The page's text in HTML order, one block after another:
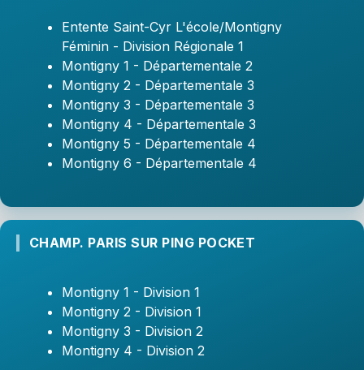
Entente Saint-Cyr L'école/Montigny
Féminin - Division Régionale 1
Montigny 1 - Départementale 2
Montigny 2 - Départementale 3
Montigny 3 - Départementale 3
Montigny 4 - Départementale 3
Montigny 5 - Départementale 4
Montigny 6 - Départementale 4
CHAMP. PARIS SUR PING POCKET
Montigny 1 - Division 1
Montigny 2 - Division 1
Montigny 3 - Division 2
Montigny 4 - Division 2